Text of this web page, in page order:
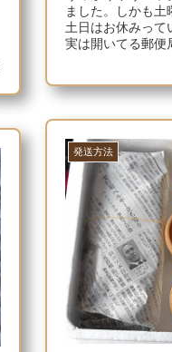
ました。しかも
土日はお休みって
実は開いてる郵便
発送方法